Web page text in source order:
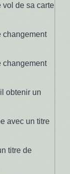
vol de sa carte
changement
changement
obtenir un
avec un titre
titre de